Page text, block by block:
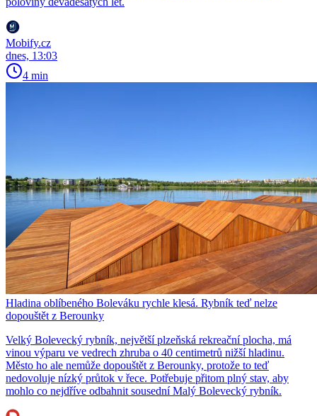
Mobify.cz
dnes, 13:03
4 min
Hladina oblíbeného Boleváku rychle klesá. Rybník teď nelze
dopouštět z Berounky
Velký Bolevecký rybník, největší plzeňská rekreační plocha, má
vinou výparu ve vedrech zhruba o 40 centimetrů nižší hladinu.
Město ho ale nemůže dopouštět z Berounky, protože to teď
nedovoluje nízký průtok v řece. Potřebuje přitom plný stav, aby
mohlo co nejdříve odbahnit sousední Malý Bolevecký rybník.